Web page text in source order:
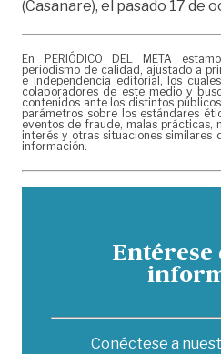
(Casanare), el pasado 17 de
En PERIÓDICO DEL META
periodismo de calidad, ajustado a
e independencia editorial, los
colaboradores de este medio y
contenidos ante los distintos
parámetros sobre los estándares
eventos de fraude, malas prácticas,
interés y otras situaciones
información.
Entérese
Conéctese a